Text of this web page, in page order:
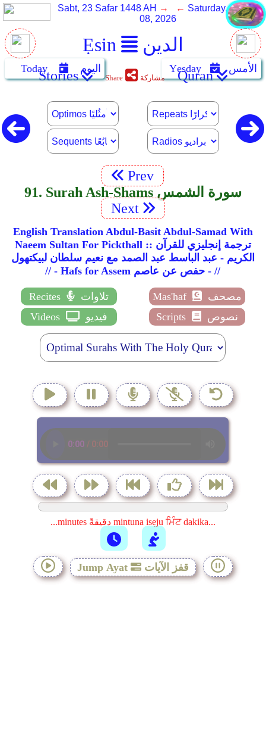
Ẹsin الدين
Sabt, 23 Safar 1448 AH → ← Saturday, August
08, 2026
Today اليوم Yẹsday الأمس Stories Share مشاركة Quran
Prev
91. Surah Ash-Shams سورة الشمس
Next
English Translation Abdul-Basit Abdul-Samad With
Naeem Sultan For Pickthall :: ترجمة إنجليزي للقرآن
الكريم - عبد الباسط عبد الصمد مع نعيم سلطان لبيكتهول
// - Hafs for Assem حفص عن عاصم - //
Recites تلاوات Mas'haf
مصحف
Videos
فيديو Scripts نصوص
...minutes دقيقةً mintuna isẹju ਮਿੰਟ dakika...
Jump Ayat قفز الآيات